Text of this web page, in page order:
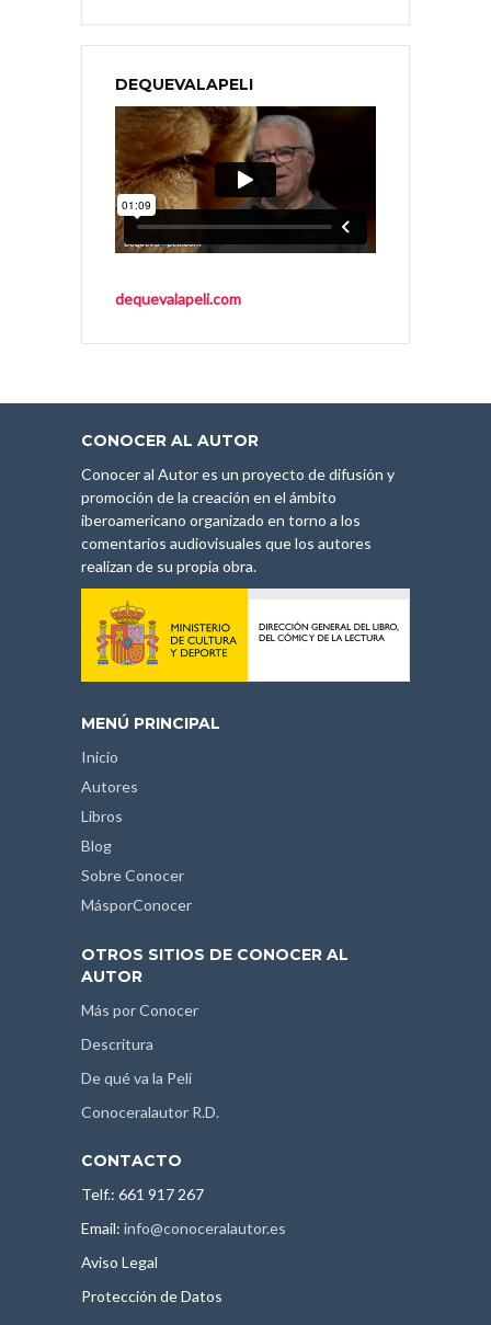
DEQUEVALAPELI
dequevalapeli.com
CONOCER AL AUTOR
Conocer al Autor es un proyecto de difusión y
promoción de la creación en el ámbito
iberoamericano organizado en torno a los
comentarios audiovisuales que los autores
realizan de su propia obra.
MENÚ PRINCIPAL
Inicio
Autores
Libros
Blog
Sobre Conocer
MásporConocer
OTROS SITIOS DE CONOCER AL
AUTOR
Más por Conocer
Descritura
De qué va la Peli
Conoceralautor R.D.
CONTACTO
Telf.: 661 917 267
Email: info@conoceralautor.es
Aviso Legal
Protección de Datos